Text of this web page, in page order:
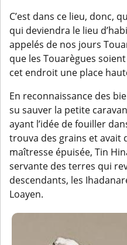
C’est dans ce lieu, donc,
qui deviendra le lieu
appelés de nos jours
que les Touarègues
cet endroit une place
En reconnaissance des
su sauver la petite
ayant l’idée de fouiller
trouva des grains et avait
maîtresse épuisée, Tin
servante des terres qui
descendants, les
Loayen.